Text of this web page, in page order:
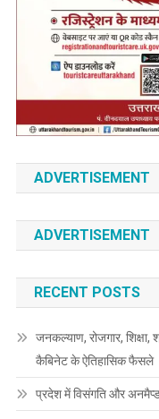
ADVERTISEMENT
ADVERTISEMENT
RECENT POSTS
जनकल्याण, रोजगार,
कैबिनेट के ऐतिहासिक फैसले
प्रदेश में विसंगति और